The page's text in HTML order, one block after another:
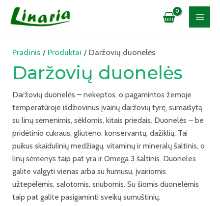
Pradinis Produktai Daržovių duonelės
Daržovių duonelės
Daržovių duonelės – nekeptos, o pagamintos žemoje
temperatūroje išdžiovinus įvairių daržovių tyrę, sumaišytą
su linų sėmenimis, sėklomis, kitais priedais. Duonelės – be
pridėtinio cukraus, gliuteno, konservantų, dažiklių. Tai
puikus skaidulinių medžiagų, vitaminų ir mineralų šaltinis, o
linų sėmenys taip pat yra ir Omega 3 šaltinis. Duoneles
galite valgyti vienas arba su humusu, įvairiomis
užtepėlėmis, salotomis, sriubomis. Su šiomis duonelėmis
taip pat galite pasigaminti sveikų sumuštinių.